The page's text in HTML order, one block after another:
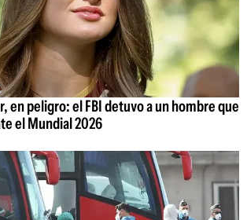
en peligro: el FBI detuvo a un hombre que
el Mundial 2026